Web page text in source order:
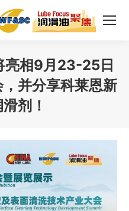
亮相9月23-25日
并分享科莱恩新
剂！